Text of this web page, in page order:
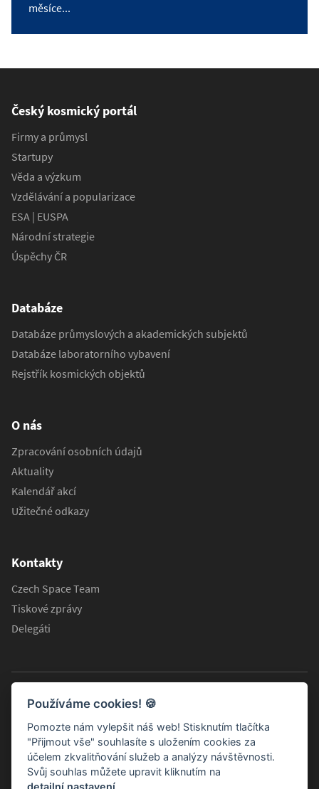
měsíce...
Český kosmický portál
Firmy a průmysl
Startupy
Věda a výzkum
Vzdělávání a popularizace
ESA | EUSPA
Národní strategie
Úspěchy ČR
Databáze
Databáze průmyslových a akademických subjektů
Databáze laboratorního vybavení
Rejstřík kosmických objektů
O nás
Zpracování osobních údajů
Aktuality
Kalendář akcí
Užitečné odkazy
Kontakty
Czech Space Team
Tiskové zprávy
Delegáti
Používáme cookies! 🍪
Pomozte nám vylepšit náš web! Stisknutím tlačítka
"Přijmout vše" souhlasíte s uložením cookies za
účelem zkvalitňování služeb a analýzy návštěvnosti.
Svůj souhlas můžete upravit kliknutím na
detailní nastavení